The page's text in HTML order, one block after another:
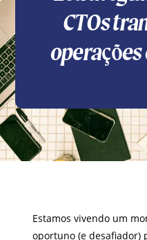
CTOs
Estamos vivendo um
oportuno (e desafiador)